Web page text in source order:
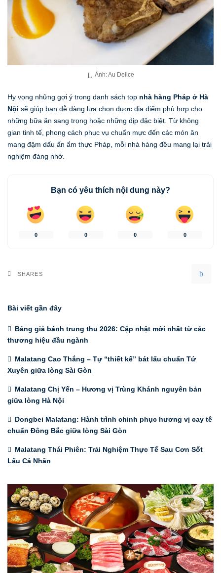
Ảnh: Au Delice
Hy vọng những gợi ý trong danh sách top nhà hàng Pháp ở Hà
Nội sẽ giúp bạn dễ dàng lựa chọn được địa điểm phù hợp cho
những bữa ăn sang trọng hoặc những dịp đặc biệt. Từ không
gian tinh tế, phong cách phục vụ chuẩn mực đến các món ăn
mang đậm dấu ấn ẩm thực Pháp, mỗi nhà hàng đều mang lại trải
nghiệm đáng nhớ.
Bạn có yêu thích nội dung này?
0 0 0 0
SHARES
Bài viết gần đây
Bảng giá bánh trung thu 2026: Cập nhật mới nhất từ các
thương hiệu đầu ngành
Malatang Cao Thắng – Tự “thiết kế” bát lẩu chuẩn Tứ
Xuyên giữa lòng Sài Gòn
Malatang Chị Yến – Hương vị Trùng Khánh nguyên bản
giữa lòng Hà Nội
Dongbei Malatang: Hành trình chinh phục hương vị cay tê
chuẩn Đông Bắc giữa lòng Sài Gòn
Malatang Thái Phiên: Trải Nghiệm Thực Tế Sau Cơn Sốt
Lẩu Cá Nhân